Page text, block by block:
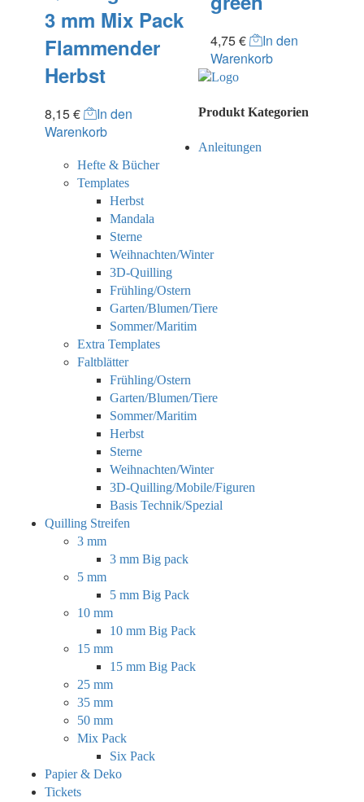
3 mm Mix Pack
Flammender
Herbst
8,15€
In den
Warenkorb
4,75€
In den
Warenkorb
Produkt Kategorien
Anleitungen
Hefte & Bücher
Templates
Herbst
Mandala
Sterne
Weihnachten/Winter
3D-Quilling
Frühling/Ostern
Garten/Blumen/Tiere
Sommer/Maritim
Extra Templates
Faltblätter
Frühling/Ostern
Garten/Blumen/Tiere
Sommer/Maritim
Herbst
Sterne
Weihnachten/Winter
3D-Quilling/Mobile/Figuren
Basis Technik/Spezial
Quilling Streifen
3 mm
3 mm Big pack
5 mm
5 mm Big Pack
10 mm
10 mm Big Pack
15 mm
15 mm Big Pack
25 mm
35 mm
50 mm
Mix Pack
Six Pack
Papier & Deko
Tickets